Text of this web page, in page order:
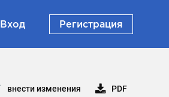
Вход Регистрация
внести изменения PDF